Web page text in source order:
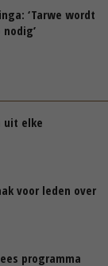
‘Tarwe wordt
uit elke
voor leden over
programma